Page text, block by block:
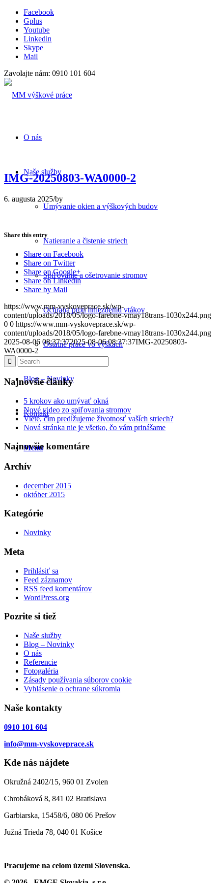
Facebook
Gplus
Youtube
Linkedin
Skype
Mail
Zavolajte nám: 0910 101 604
O nás
Naše služby
Umývanie okien a výškových budov
Natieranie a čistenie striech
Spiľovanie a ošetrovanie stromov
Ochrana proti hniezdeniu vtákov
Ostatné práce vo výškach
Blog – Novinky
Kontakt
Menu
IMG-20250803-WA0000-2
6. augusta 2025/by
Share this entry
Share on Facebook
Share on Twitter
Share on Google+
Share on Linkedin
Share by Mail
https://www.mm-vyskoveprace.sk/wp-
content/uploads/2018/05/logo-farebne-vmay18trans-1030x244.png
0 0 https://www.mm-vyskoveprace.sk/wp-
content/uploads/2018/05/logo-farebne-vmay18trans-1030x244.png
2025-08-06 08:37:372025-08-06 08:37:37IMG-20250803-
WA0000-2
Najnovšie články
5 krokov ako umývať okná
Nové video zo spiľovania stromov
Viete, čím predĺžujeme životnosť vaších striech?
Nová stránka nie je všetko, čo vám prinášame
Najnovšie komentáre
Archív
december 2015
október 2015
Kategórie
Novinky
Meta
Prihlásiť sa
Feed záznamov
RSS feed komentárov
WordPress.org
Pozrite si tiež
Naše služby
Blog – Novinky
O nás
Referencie
Fotogaléria
Zásady používania súborov cookie
Vyhlásenie o ochrane súkromia
Naše kontakty
0910 101 604
info@mm-vyskoveprace.sk
Kde nás nájdete
Okružná 2402/15, 960 01 Zvolen
Chrobáková 8, 841 02 Bratislava
Garbiarska, 15458/6, 080 06 Prešov
Južná Trieda 78, 040 01 Košice
Pracujeme na celom území Slovenska.